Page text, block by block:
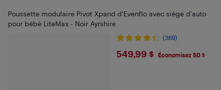
Poussette modulaire Pivot Xpand d'Evenflo avec siège d'auto
pour bébé LiteMax - Noir Ayrshire
(369)
$549.99
549,99 $ Économisez 50 $